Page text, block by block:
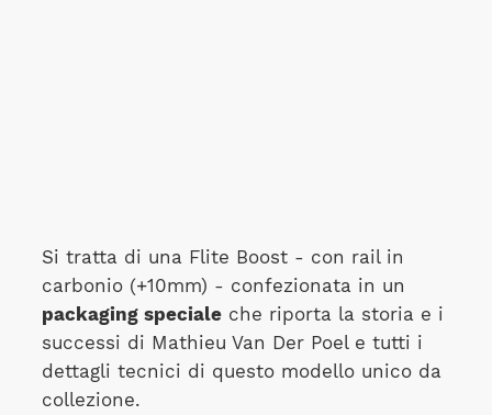
Si tratta di una Flite Boost - con rail in
carbonio (+10mm) - confezionata in un
packaging specialeche riporta la storia e i
successi di Mathieu Van Der Poel e tutti i
dettagli tecnici di questo modello unico da
collezione.